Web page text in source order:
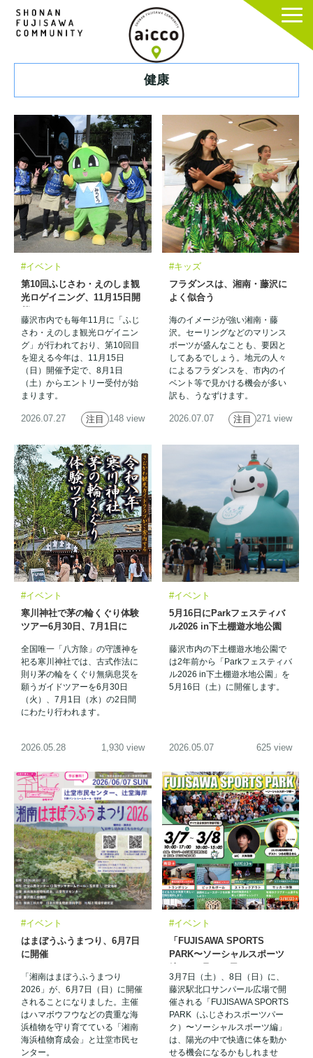
健康
#イベント
第10回ふじさわ・えのしま観
光ロゲイニング、11月15日開
催
藤沢市内でも毎年11月に「ふじ
さわ・えのしま観光ロゲイニン
グ」が行われており、第10回目
を迎える今年は、11月15日
（日）開催予定で、8月1日
（土）からエントリー受付が始
まります。
2026.07.27 148 view
注目
#キッズ
フラダンスは、湘南・藤沢に
よく似合う
海のイメージが強い湘南・藤
沢。セーリングなどのマリンス
ポーツが盛んなことも、要因と
してあるでしょう。地元の人々
によるフラダンスを、市内のイ
ベント等で見かける機会が多い
訳も、うなずけます。
2026.07.07 271 view
注目
#イベント
寒川神社で茅の輪くぐり体験
ツアー6月30日、7月1日に
全国唯一「八方除」の守護神を
祀る寒川神社では、古式作法に
則り茅の輪をくぐり無病息災を
願うガイドツアーを6月30日
（火）、7月1日（水）の2日間
にわたり行われます。
2026.05.28 1,930 view
#イベント
5月16日にParkフェスティバ
ル2026 in下土棚遊水地公園
藤沢市内の下土棚遊水地公園で
は2年前から「Parkフェスティバ
ル2026 in下土棚遊水地公園」を
5月16日（土）に開催します。
2026.05.07 625 view
#イベント
はまぼうふうまつり、6月7日
に開催
「湘南はまぼうふうまつり
2026」が、6月7日（日）に開催
されることになりました。主催
はハマボウフウなどの貴重な海
浜植物を守り育てている「湘南
海浜植物育成会」と辻堂市民セ
ンター。
#イベント
「FUJISAWA SPORTS
PARK〜ソーシャルスポーツ
編」、3月7、8日にサンパー
ル広場で
3月7日（土）、8日（日）に、
藤沢駅北口サンパール広場で開
催される「FUJISAWA SPORTS
PARK（ふじさわスポーツパー
ク）〜ソーシャルスポーツ編」
は、陽光の中で快適に体を動か
せる機会になるかもしれませ